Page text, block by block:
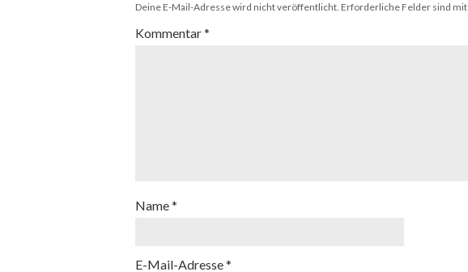
Deine E-Mail-Adresse wird nicht veröffentlicht. Erforderliche Felder sind mit
Kommentar*
Name*
E-Mail-Adresse*